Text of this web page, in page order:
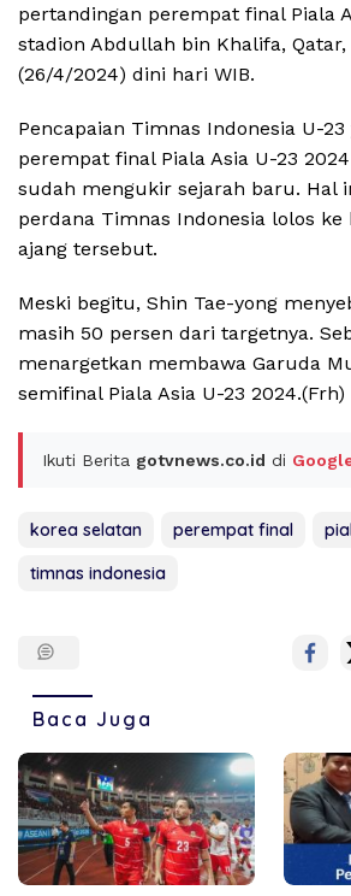
pertandingan perempat final Piala
stadion Abdullah bin Khalifa,
(26/4/2024) dini hari WIB.
Pencapaian Timnas Indonesia U-
perempat final Piala Asia U-23
sudah mengukir sejarah baru. Hal
perdana Timnas Indonesia lolos ke
ajang tersebut.
Meski begitu, Shin Tae-yong
masih 50 persen dari targetnya.
menargetkan membawa Garuda
semifinal Piala Asia U-23 2024.(Frh)
Ikuti Berita gotvnews.co.id di
korea selatan perempat final
timnas indonesia
Baca Juga